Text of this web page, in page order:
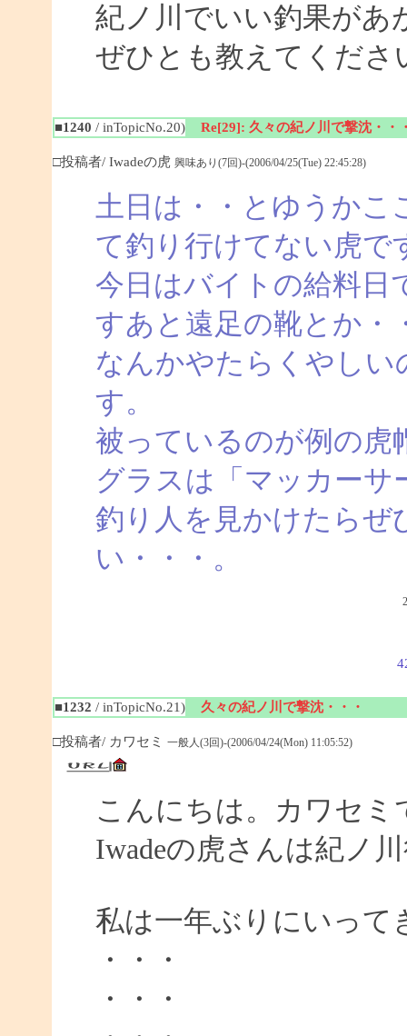
紀ノ川でいい釣果があ
ぜひとも教えてくださ
■1240 / inTopicNo.20) Re[29]: 久々の紀ノ川で撃沈・・
□投稿者/ Iwadeの虎 興味あり(7回)-(2006/04/25(Tue) 22:45:28)
土日は・・とゆうかこ
て釣り行けてない虎で
今日はバイトの給料日
すあと遠足の靴とか・
なんかやたらくやしい
す。
被っているのが例の虎
グラスは「マッカー
釣り人を見かけたらぜ
い・・・。
■1232 / inTopicNo.21) 久々の紀ノ川で撃沈・・・
□投稿者/ カワセミ 一般人(3回)-(2006/04/24(Mon) 11:05:52)
こんにちは。カワセミ
Iwadeの虎さんは紀ノ
私は一年ぶりにいって
・・・
・・・